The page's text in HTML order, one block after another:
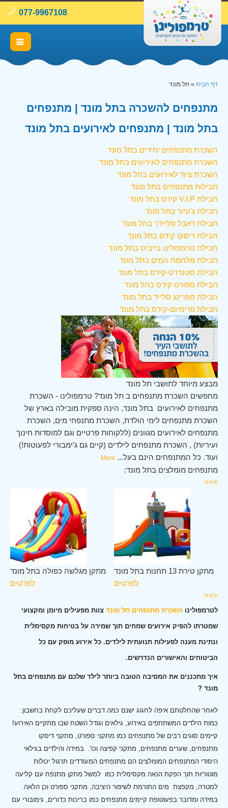
077-9967108
דף הבית » תל מונד
מתנפחים להשכרה בתל מונד | מתנפחים
בתל מונד | מתנפחים לאירועים בתל מונד
השכרת מתנפחים יחידים בתל מונד
השכרת מתנפחים לאירועים בתל מונד
השכרת ציוד לאירועים בתל מונד
חבילות מתנפחים בתל מונד
חבילת V.I.P קידס בתל מונד
חבילת ג'וניור בתל מונד
חבילת דאבל סליידר בתל מונד
חבילת דיסקו קידס בתל מונד
חבילת טרמפולינו בייביס בתל מונד
חבילת מלחמת המים בתל מונד
חבילת סטנדרט-קידס בתל מונד
חבילת ספורט קידס בתל מונד
חבילת ספרינג סלייד בתל מונד
חבילת פרימיום-קידס בתל מונד
מבצע מיוחד לתושבי תל מונד
מחפשים השכרת מתנפחים ב תל מונד? טרמפולינו - השכרת
מתנפחים לאירועים בתל מונד, הינה ספקית מובילה בארץ של
השכרת מתנפחים לימי הולדת, השכרת מתנפחי מים, השכרת
מתנפחים לאירועים מגוונים (ללקוחות פרטיים וגם למוסדות חינוך
ועיריות) , השכרת מתנפחים לילדים (קיים גם ג'ימבורי לפעוטות!)
ועוד. כל המתנפחים הינם בעל...
More
מתנפחים מומלצים בתל מונד:
>>>
מתקן מגלשה כפולה בתל מונד
לפרטים
מתקן טירת 13 תחנות בתל מונד
לפרטים
<<<
לטרמפולינו השכרת מתנפחים תל מונד צוות מפעילים מיומן ומקצועי
שמטרתו להפיק אירועים שמחים תוך שמירה על בטיחות מקסימלית
ונתינת מענה לפעילות תנועתית לילדים. כל אירוע מופק עם כל
הביטוחים והאישורים הנדרשים.
איך מתכננים את המסיבה הטובה ביותר לילד שלכם עם מתנפחים בתל
מונד ?
לאחר שהחלטתם איפה לחגוג ישנם כמה דברים שעליכם לקחת בחשבון:
כמות הילדים המשתתפים באירוע, גילאים וגודל השטח שבו מתקיים האירוע!
קיימים סוגים רבים של מתנפחים כמו מתקני ספורט, מתקני דיסקו
מתנפחים, שערים מתנפחים, מתקני קפיצה וכו'. במידה והילדים בגילאי
היסודי המתנפחים המומלצים הם מתנפחים המעודדים תרגול יכולות
מוטוריות תוך הפקת הנאה מקסימלית כמו למשל מתקן מתנפח עם קליעה
למטרה, מקפצת מים התורמת לשיפור היציבה, מתקני ספורט וכן הלאה.
במידה ומדובר בפעוטופת קיימים מתנפחים כמו בריכות כדורים, גימובורי עם